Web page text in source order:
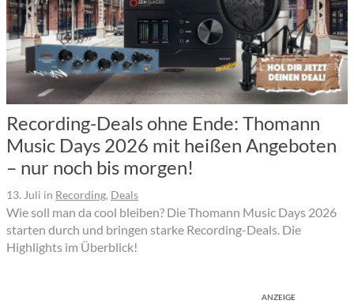
Recording-Deals ohne Ende: Thomann
Music Days 2026 mit heißen Angeboten
– nur noch bis morgen!
13. Juli in Recording, Deals
Wie soll man da cool bleiben? Die Thomann Music Days 2026
starten durch und bringen starke Recording-Deals. Die
Highlights im Überblick!
ANZEIGE